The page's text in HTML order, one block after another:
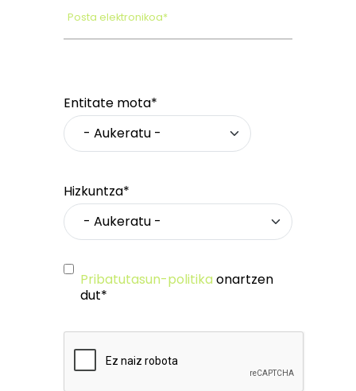
Posta elektronikoa*
Entitate mota*
Hizkuntza*
Pribatutasun-politika onartzen
dut*